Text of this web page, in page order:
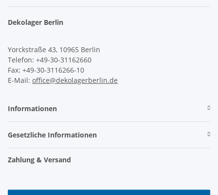
Dekolager Berlin
Yorckstraße 43, 10965 Berlin
Telefon: +49-30-31162660
Fax: +49-30-3116266-10
E-Mail: office@dekolagerberlin.de
Informationen
Gesetzliche Informationen
Zahlung & Versand